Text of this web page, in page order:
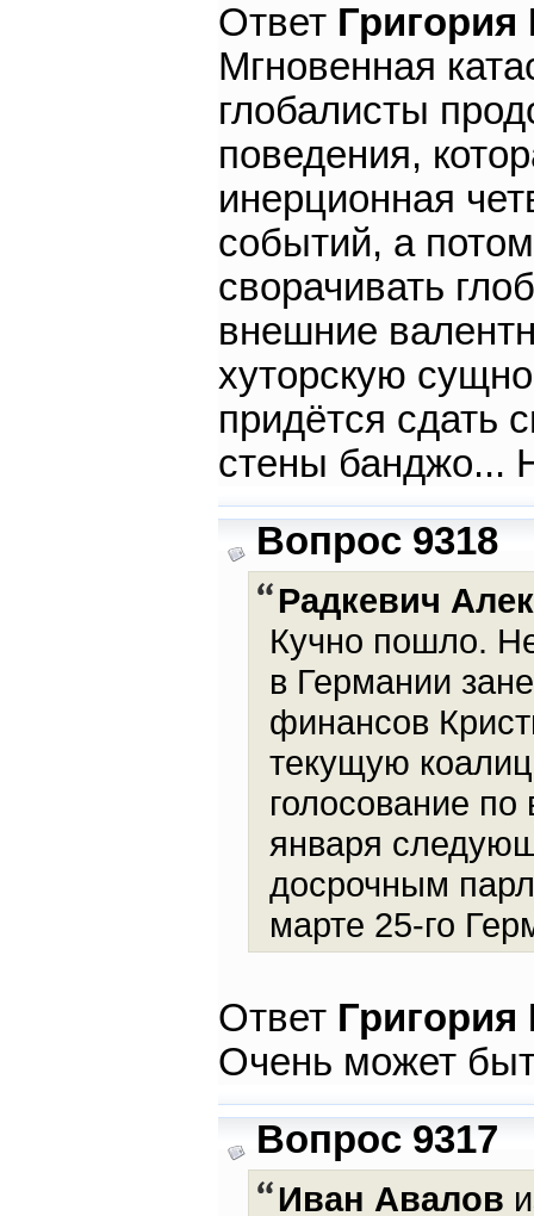
Ответ
Мгновенная
глобалисты
поведения,
инерционная
событий, а
сворачивать
внешние
хуторскую
придётся сдать
стены банджо...
Вопрос 9318
Радкевич
Кучно пошло.
в Германии
финансов
текущую
голосование по
января
досрочным
марте 25-го
Ответ
Очень может
Вопрос 9317
Иван Авалов